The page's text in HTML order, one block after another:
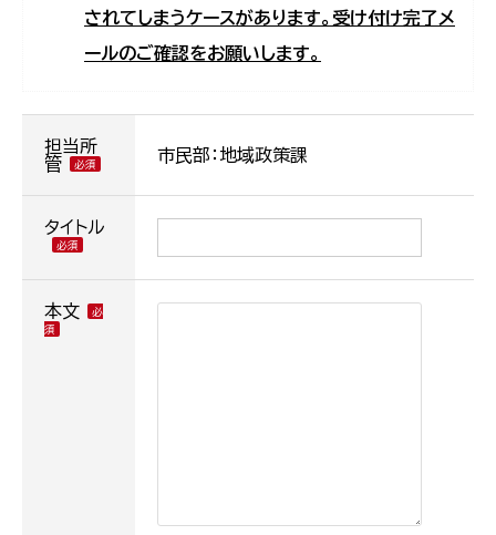
されてしまうケースがあります。受け付け完了メ
ールのご確認をお願いします。
担当所
管
市民部：地域政策課
タイトル
本文